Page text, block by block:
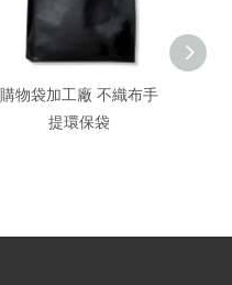
購物袋加工廠 不織布手
提環保袋